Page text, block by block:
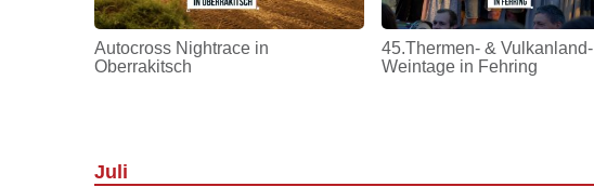
Autocross Nightrace in
Oberrakitsch
45.Thermen- & Vulkanland-
Weintage in Fehring
Juli